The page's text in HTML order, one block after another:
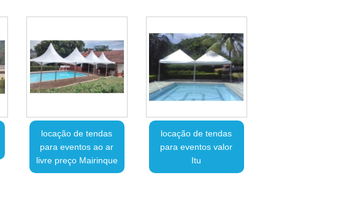
locação de tendas
para eventos ao ar
livre preço Mairinque
locação de tendas
para eventos valor
Itu